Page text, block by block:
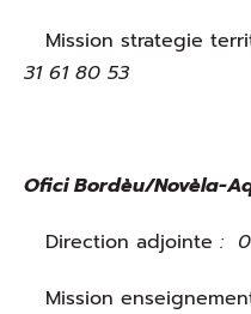
Mission strategie
31 61 80 53
Ofici Bordèu/Novèla-
Direction adjointe :
Mission